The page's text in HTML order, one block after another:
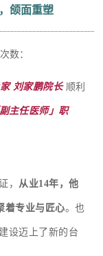
颌面重塑
数：
刘家鹏院长 顺利
副主任医师」 职
， 从业14年，他
着专业与匠心。也
设迈上了新的台